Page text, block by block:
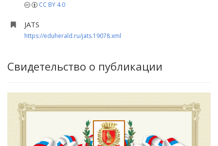
CC BY 4.0
JATS
https://eduherald.ru/jats.19078.xml
Свидетельство о публикации